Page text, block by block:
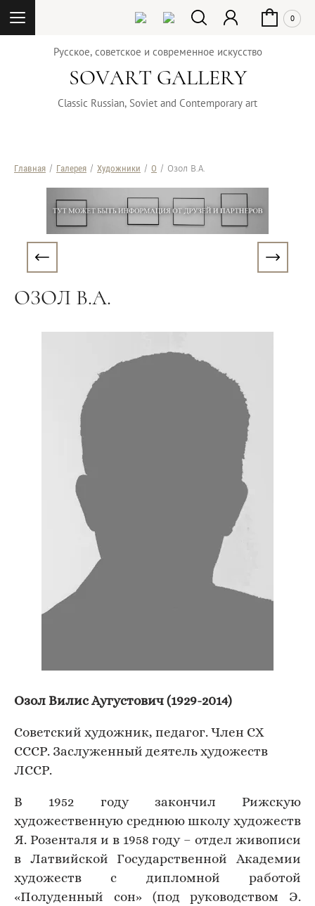
0
Русское, советское и современное искусство
SOVART GALLERY
Classic Russian, Soviet and Contemporary art
Главная / Галерея / Художники / О / Озол В.А.
ОЗОЛ В.А.
Озол Вилис Аугустович (1929-2014)
Советский художник, педагог. Член СХ
СССР. Заслуженный деятель художеств
ЛССР.
В 1952 году закончил Рижскую
художественную среднюю школу художеств
Я. Розенталя и в 1958 году – отдел живописи
в Латвийской Государственной Академии
художеств с дипломной работой
«Полуденный сон» (под руководством Э.